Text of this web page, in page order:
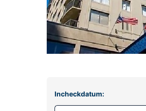
Incheckdatum: